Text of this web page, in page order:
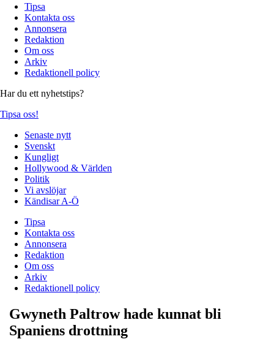
Tipsa
Kontakta oss
Annonsera
Redaktion
Om oss
Arkiv
Redaktionell policy
Har du ett nyhetstips?
Tipsa oss!
Senaste nytt
Svenskt
Kungligt
Hollywood & Världen
Politik
Vi avslöjar
Kändisar A-Ö
Tipsa
Kontakta oss
Annonsera
Redaktion
Om oss
Arkiv
Redaktionell policy
Gwyneth Paltrow hade kunnat bli
Spaniens drottning